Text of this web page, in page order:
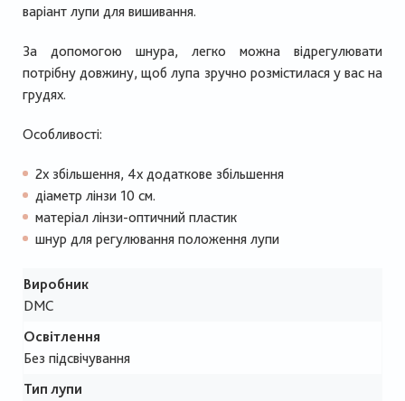
варіант лупи для вишивання.
За допомогою шнура, легко можна відрегулювати
потрібну довжину, щоб лупа зручно розмістилася у вас на
грудях.
Особливості:
2х збільшення, 4х додаткове збільшення
діаметр лінзи 10 см.
матеріал лінзи-оптичний пластик
шнур для регулювання положення лупи
Виробник
DMC
Освітлення
Без підсвічування
Тип лупи